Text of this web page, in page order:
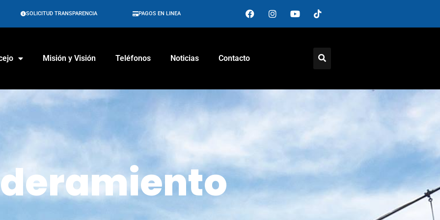
SOLICITUD TRANSPARENCIA PAGOS EN LINEA
Misión y Visión Teléfonos Noticias Contacto